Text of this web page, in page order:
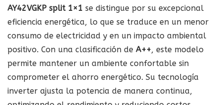
AY42VGKP split 1×1 se distingue por su excepcional
eficiencia energética, lo que se traduce en un menor
consumo de electricidad y en un impacto ambiental
positivo. Con una clasificación de A++, este modelo
permite mantener un ambiente confortable sin
comprometer el ahorro energético. Su tecnología
inverter ajusta la potencia de manera continua,